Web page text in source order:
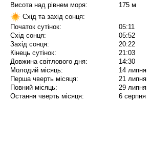
Висота над рівнем моря:
175 м
Схід та захід сонця:
Початок сутінок:
05:11
Схід сонця:
05:52
Захід сонця:
20:22
Кінець сутінок:
21:03
Довжина світлового дня:
14:30
Молодий місяць:
14 липня
Перша чверть місяця:
21 липня
Повний місяць:
29 липня
Остання чверть місяця:
6 серпня